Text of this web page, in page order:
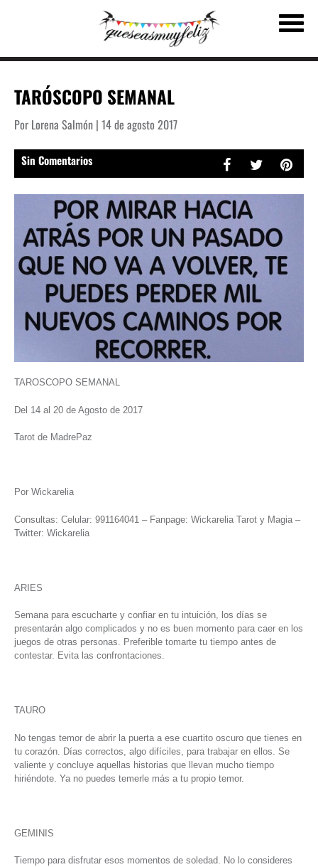
TARÓSCOPO SEMANAL
Por Lorena Salmón | 14 de agosto 2017
Sin Comentarios
TAROSCOPO SEMANAL
Del 14 al 20 de Agosto de 2017
Tarot de MadrePaz
Por Wickarelia
Consultas: Celular: 991164041 – Fanpage: Wickarelia Tarot y Magia –
Twitter: Wickarelia
ARIES
Semana para escucharte y confiar en tu intuición, los días se
presentarán algo complicados y no es buen momento para caer en los
juegos de otras personas. Preferible tomarte tu tiempo antes de
contestar. Evita las confrontaciones.
TAURO
No tengas temor de abrir la puerta a ese cuartito oscuro que tienes en
tu corazón. Días correctos, algo difíciles, para trabajar en ellos. Se
valiente y concluye aquellas historias que llevan mucho tiempo
hiriéndote. Ya no puedes temerle más a tu propio temor.
GEMINIS
Tiempo para disfrutar esos momentos de soledad. No lo consideres